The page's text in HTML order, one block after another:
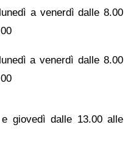
a venerdì dalle 8.00
a venerdì dalle 8.00
giovedì dalle 13.00 alle